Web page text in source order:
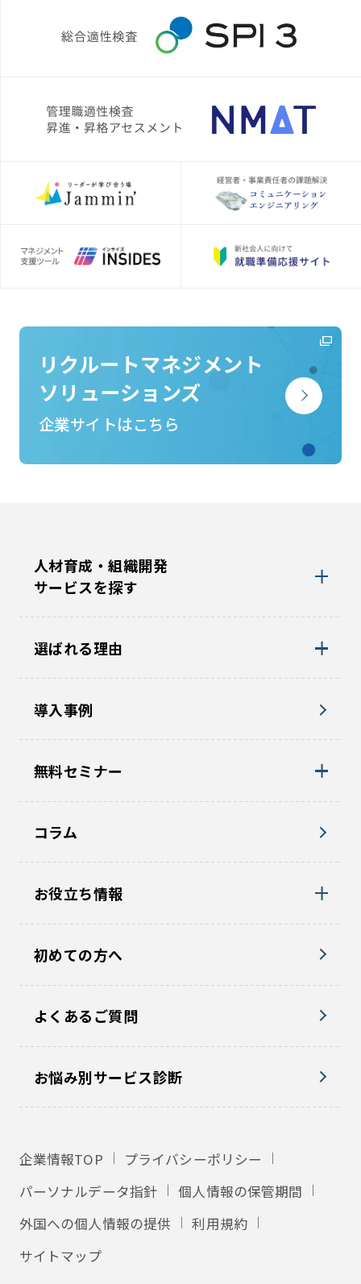
リクルートマネジメント
ソリューションズ
企業サイトはこちら
人材育成・組織開発
サービスを探す
選ばれる理由
導入事例
無料セミナー
コラム
お役立ち情報
初めての方へ
よくあるご質問
お悩み別サービス診断
企業情報TOP
プライバシーポリシー
パーソナルデータ指針
個人情報の保管期間
外国への個人情報の提供
利用規約
サイトマップ